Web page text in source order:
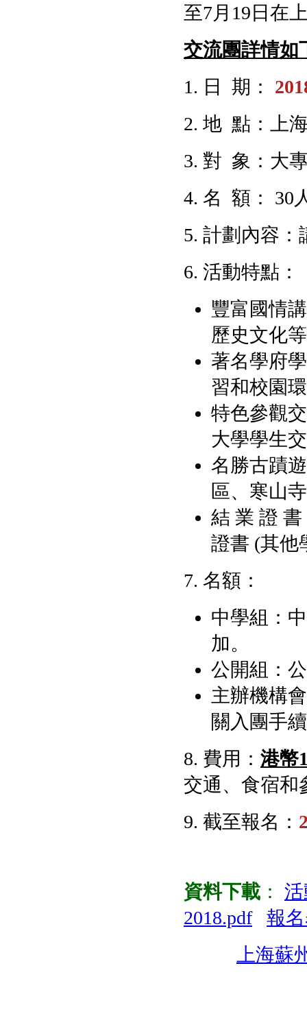
至7月19日在
交流團詳情如
1. 日 期：
2. 地 點：上
3. 對 象：大
4. 名 額： 30
5. 計劃內容
6. 活動特點：
豐富國情
歷史文化
著名學府
習和校園
特色參觀
大學學生
名勝古蹟
區、寒山
結 業 證
證書 (其他
7. 名額：
中學組：
加。
公開組：
主辦機構
關入團手
8. 費用： 港幣
交通、食宿和
9. 截至報名：
資料下載 ：
活
2018.pdf
報
上海蘇